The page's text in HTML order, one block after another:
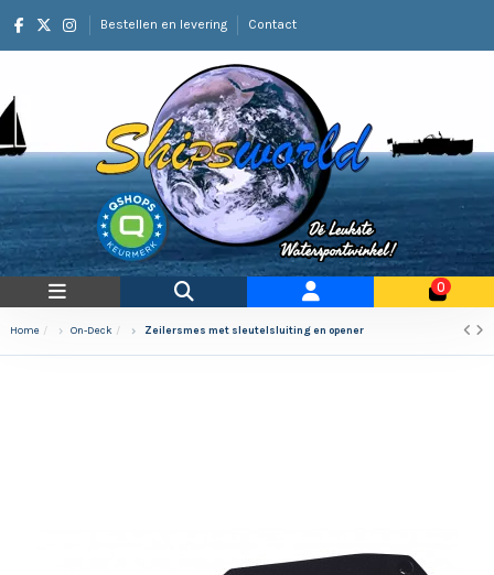
Bestellen en levering Contact
0
Home On-Deck Zeilersmes met sleutelsluiting en opener